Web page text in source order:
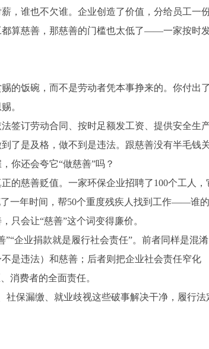
谁也不欠谁。企业创造了价值，分给员工一份
算慈善，那慈善的门槛也太低了——一家按时
的饭碗，而不是劳动者凭本事挣来的。你付出
。
签订劳动合同、按时足额发工资、提供安全生
了是及格，做不到是违法。跟慈善没有半毛钱
你还会夸它“做慈善”吗？
的慈善贬值。一家环保企业招聘了100个工人，
一年时间，帮50个重度残疾人找到工作——谁
只会让“慈善”这个词变得廉价。
企业捐款就是履行社会责任”。前者同样是混
是违法）和慈善；后者则把企业社会责任窄化
消费者的全面责任。
社保漏缴、就业歧视这些破事解决干净，履行法